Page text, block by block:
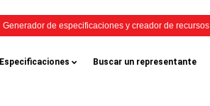
Generador de especificaciones y creador de recursos
Especificaciones Buscar un representante